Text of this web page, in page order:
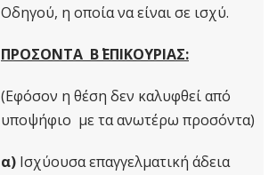
Οδηγού, η οποία να είναι σε ισχύ.
ΠΡΟΣΟΝΤΑ Β΄ ΕΠΙΚΟΥΡΙΑΣ:
(Εφόσον η θέση δεν καλυφθεί από
υποψήφιο με τα ανωτέρω προσόντα)
α) Ισχύουσα επαγγελματική άδεια